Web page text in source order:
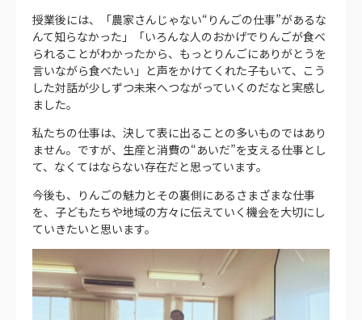
授業後には、「農家さんじゃない“りんごの仕事”があるな
んて知らなかった」「いろんな人のおかげでりんごが食べ
られることがわかったから、もっとりんごにありがとうを
言いながら食べたい」と声をかけてくれた子もいて、こう
した対話が少しずつ未来へつながっていくのだなと実感し
ました。
私たちの仕事は、決して表に出ることの多いものではあり
ません。ですが、生産と消費の“あいだ”を支える仕事とし
て、なくてはならない存在だと思っています。
今後も、りんごの魅力とその裏側にあるさまざまな仕事
を、子どもたちや地域の方々に伝えていく機会を大切にし
ていきたいと思います。